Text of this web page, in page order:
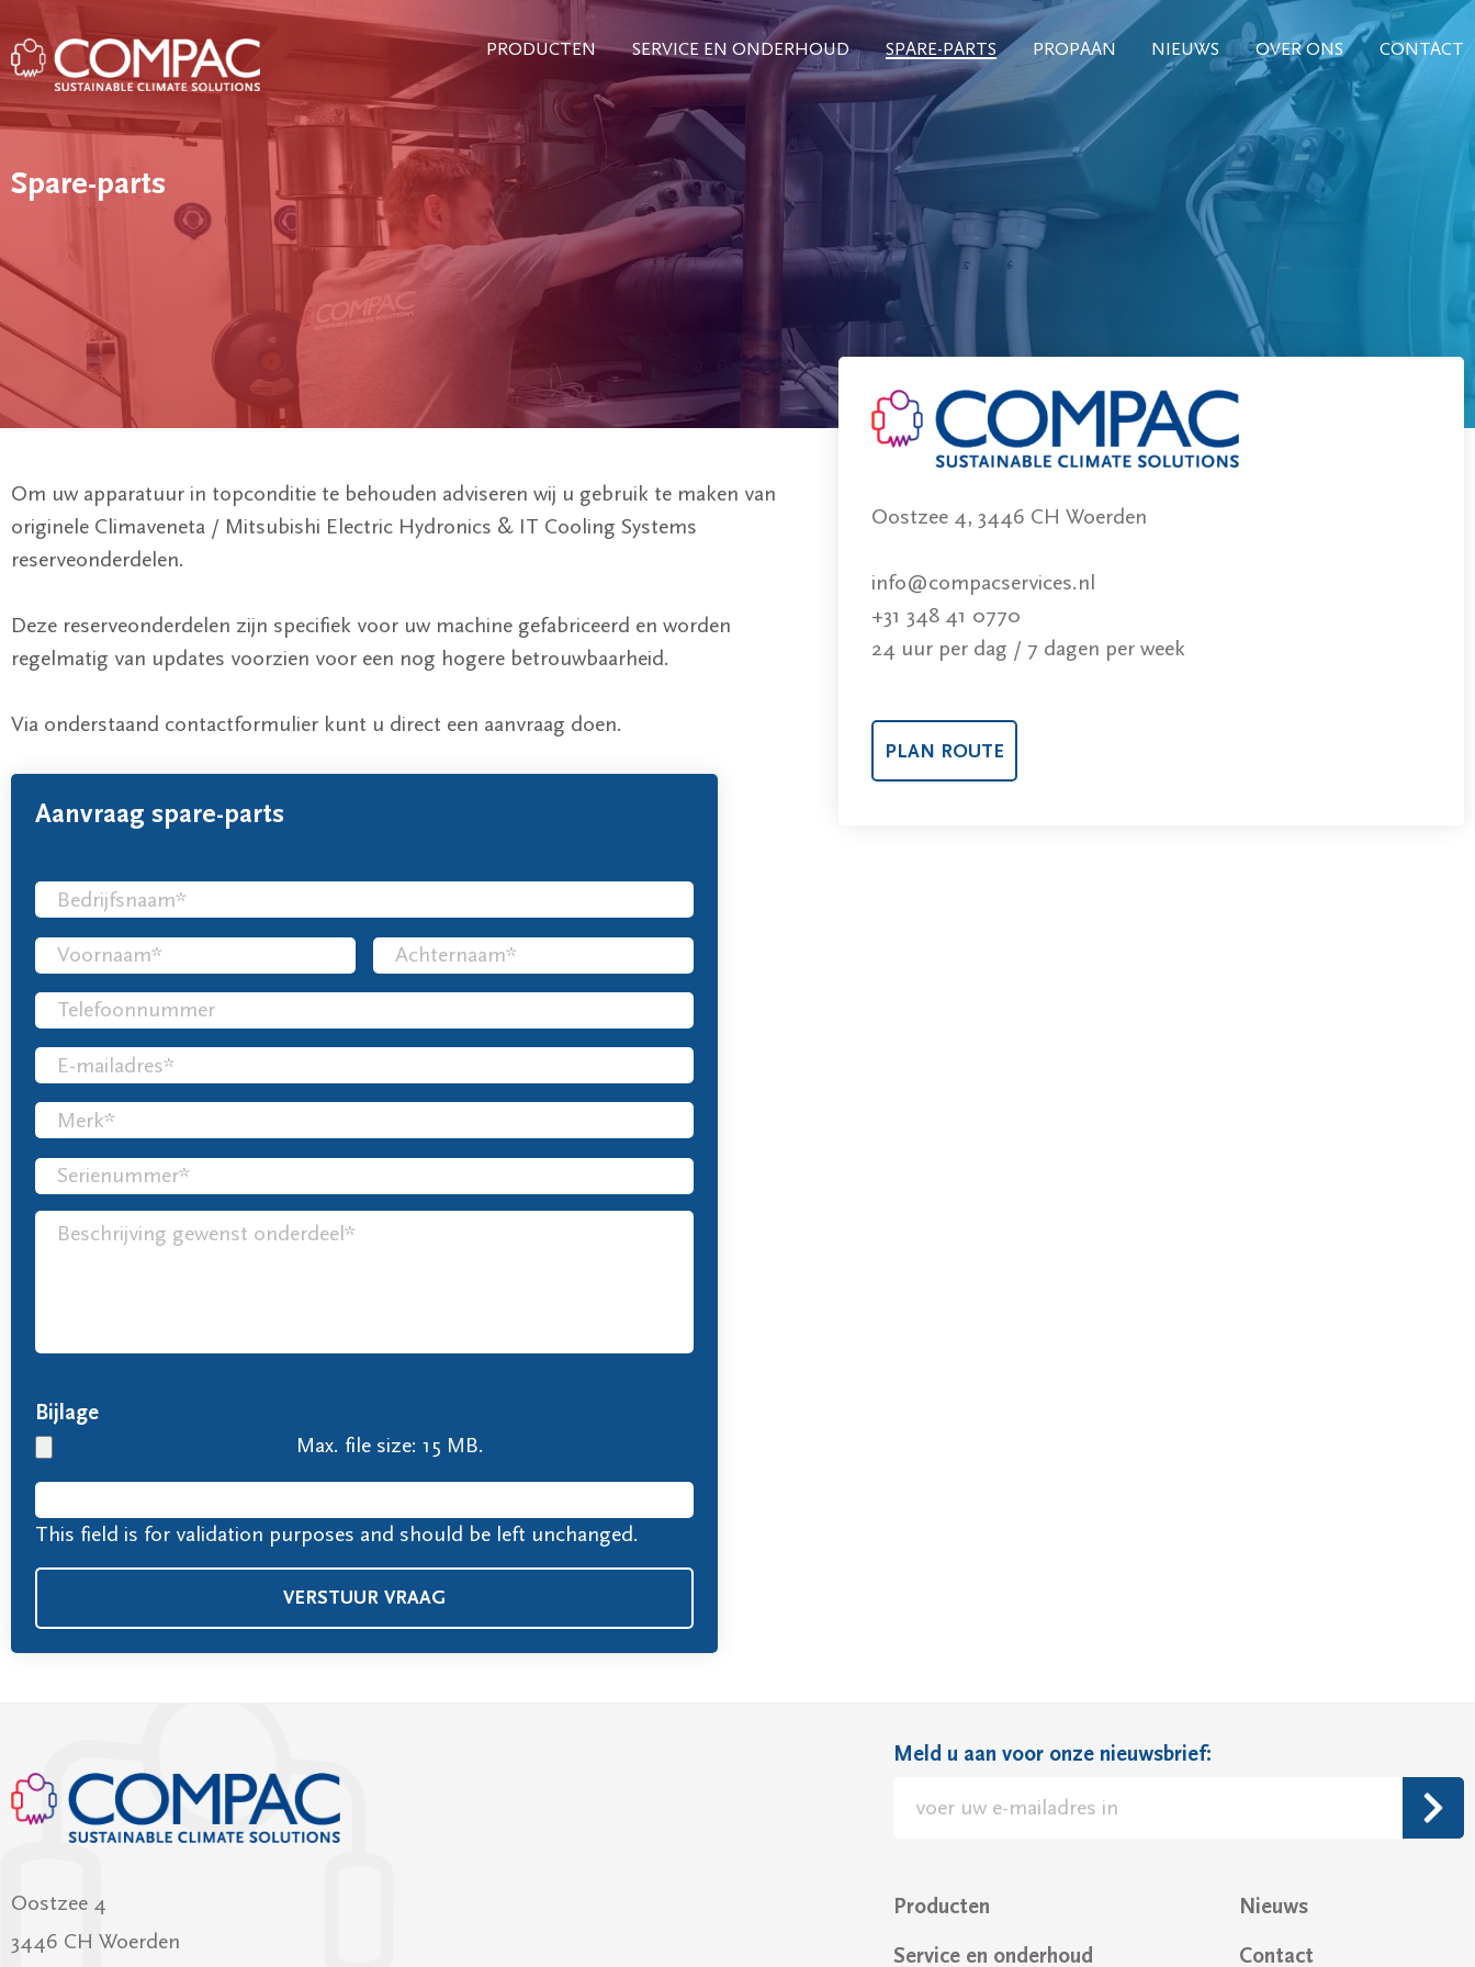
PRODUCTEN SERVICE EN ONDERHOUD SPARE-PARTS PROPAAN NIEUWS OVER ONS CONTACT
Spare-parts
Oostzee 4, 3446 CH Woerden
info@compacservices.nl
+31 348 41 0770
24 uur per dag / 7 dagen per week
PLAN ROUTE
Om uw apparatuur in topconditie te behouden adviseren wij u gebruik te maken van
originele Climaveneta / Mitsubishi Electric Hydronics & IT Cooling Systems
reserveonderdelen.
Deze reserveonderdelen zijn specifiek voor uw machine gefabriceerd en worden
regelmatig van updates voorzien voor een nog hogere betrouwbaarheid.
Via onderstaand contactformulier kunt u direct een aanvraag doen.
Aanvraag spare-parts
Bijlage
Max. file size: 15 MB.
This field is for validation purposes and should be left unchanged.
Oostzee 4
3446 CH Woerden
Meld u aan voor onze nieuwsbrief:
Producten Nieuws
Service en onderhoud Contact